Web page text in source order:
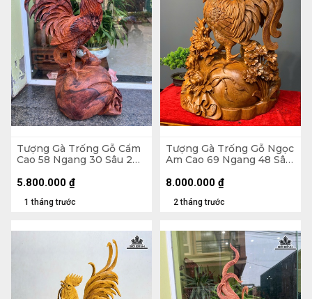
Tượng Gà Trống Gỗ Cẩm
Cao 58 Ngang 30 Sâu 20
1 tháng trước
5.800.000 ₫
Tượng Gà Trống Gỗ Ngọc
Am Cao 69 Ngang 48 Sâu
2 tháng trước
8.000.000 ₫